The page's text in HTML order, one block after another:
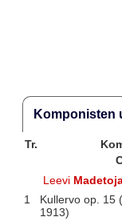
Komponisten
Tr.
Leevi
1
Kullervo op. 15
1913)